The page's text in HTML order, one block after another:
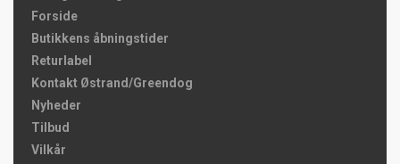
Forside
Butikkens åbningstider
Returlabel
Kontakt Østrand/Greendog
Nyheder
Tilbud
Vilkår